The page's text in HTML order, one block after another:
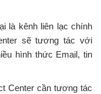
là kênh liên lạc chính
sẽ tương tác với
hình thức Email, tin
Center cần tương tác